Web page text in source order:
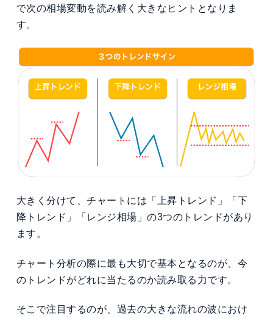
で次の相場変動を読み解く大きなヒントとなりま
す。
大きく分けて、チャートには「上昇トレンド」「下
降トレンド」「レンジ相場」の3つのトレンドがあり
ます。
チャート分析の際に最も大切で基本となるのが、今
のトレンドがどれに当たるのか読み取る力です。
そこで注目するのが、過去の大きな流れの波におけ